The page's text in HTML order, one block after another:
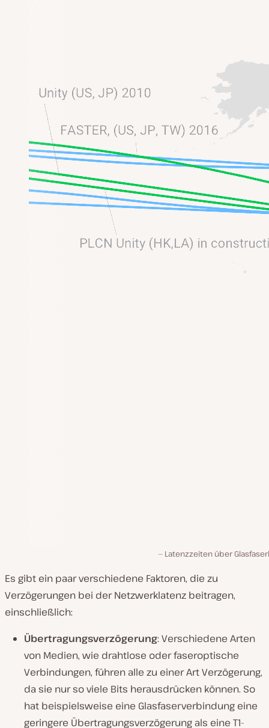
Latenzzeiten über
Es gibt ein paar verschiedene Faktoren, die zu
Verzögerungen bei der Netzwerklatenz beitragen,
einschließlich:
Übertragungsverzögerung: Verschiedene Arten
von Medien, wie drahtlose oder faseroptische
Verbindungen, führen alle zu einer Art Verzögerung,
da sie nur so viele Bits herausdrücken können. So
hat beispielsweise eine Glasfaserverbindung eine
geringere Übertragungsverzögerung als eine T1-